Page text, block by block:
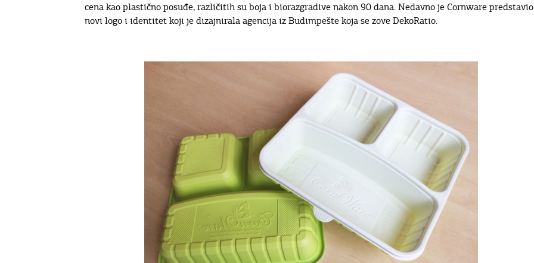
cena kao plastično posuđe, različitih su boja i biorazgradive nakon 90 dana. Nedavno je Cornware predstavio
novi logo i identitet koji je dizajnirala agencija iz Budimpešte koja se zove DekoRatio.